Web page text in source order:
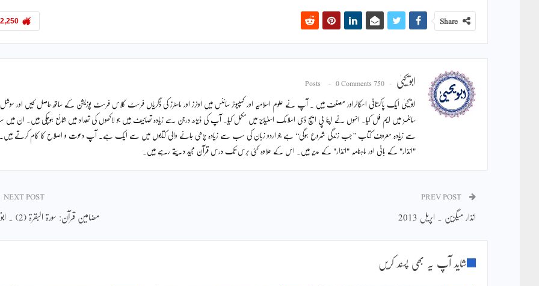
Share
ابویحییٰ 750 Posts
0 Comments
ابویحییٰ ایک پاکستانی اسکالراور مصنف ہیں ۔ آپ نے علوم اسلامیہ اور کمپیوٹر سائنس میں اونرز اور ماسٹرز کی ڈگریاں فرسٹ کلاس فرسٹ پوزیشن کے ساتھ حاصل کیں اور سوشل
سائنسز میں ایم فل کیا۔ انہوں نے اپنا پی ایچ ڈی اسلامک اسٹیڈیز میں مکمل کیا۔ آپ کی ڈیڑھ درجن سے زیادہ تصانیف ہیں جو لاکھوں کی تعداد میں شائع ہوچکی ہیں۔ ان میں
سے زیادہ معروف کتاب ’’جب زندگی شروع ہوگی‘‘ ہے جو اردو زبان کی سب سے زیادہ پڑھی جانے والی کتابوں میں سے ایک ہے۔ آپ دعوت و اصلاح کا کام کرتے ہیں۔
"انذار" کے بانی اور ماہنامہ "انذار" کے مدیر ہیں۔ اس کے علاوہ کئی برس تک درس قرآن مجید دیتے رہے ہیں۔
انذار میگزین ۔ اپریل 2013
NEXT POST
مضامین قرآن: سورۃ البقرۃ (2) ۔ ابویحییٰ
شاید آپ یہ بھی پسند کریں